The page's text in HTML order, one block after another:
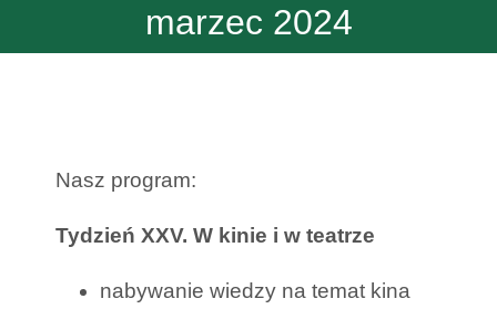
marzec 2024
Nasz program:
Tydzień XXV. W kinie i w teatrze
nabywanie wiedzy na temat kina